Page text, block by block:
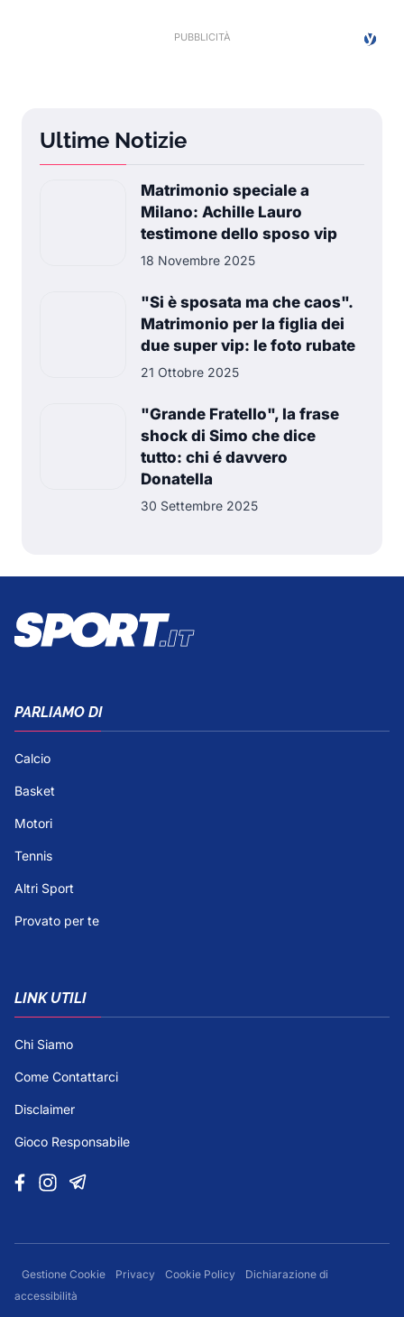
Ultime Notizie
Matrimonio speciale a
Milano: Achille Lauro
testimone dello sposo vip
18 Novembre 2025
"Si è sposata ma che caos".
Matrimonio per la figlia dei
due super vip: le foto rubate
21 Ottobre 2025
"Grande Fratello", la frase
shock di Simo che dice
tutto: chi é davvero
Donatella
30 Settembre 2025
PARLIAMO DI
Calcio
Basket
Motori
Tennis
Altri Sport
Provato per te
LINK UTILI
Chi Siamo
Come Contattarci
Disclaimer
Gioco Responsabile
Gestione Cookie Privacy Cookie Policy
Dichiarazione di
accessibilità